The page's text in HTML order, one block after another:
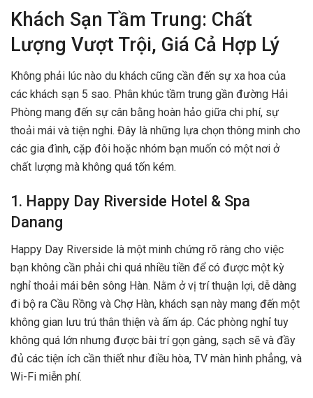
Khách Sạn Tầm Trung: Chất
Lượng Vượt Trội, Giá Cả Hợp Lý
Không phải lúc nào du khách cũng cần đến sự xa hoa của
các khách sạn 5 sao. Phân khúc tầm trung gần đường Hải
Phòng mang đến sự cân bằng hoàn hảo giữa chi phí, sự
thoải mái và tiện nghi. Đây là những lựa chọn thông minh cho
các gia đình, cặp đôi hoặc nhóm bạn muốn có một nơi ở
chất lượng mà không quá tốn kém.
1. Happy Day Riverside Hotel & Spa
Danang
Happy Day Riverside là một minh chứng rõ ràng cho việc
bạn không cần phải chi quá nhiều tiền để có được một kỳ
nghỉ thoải mái bên sông Hàn. Nằm ở vị trí thuận lợi, dễ dàng
đi bộ ra Cầu Rồng và Chợ Hàn, khách sạn này mang đến một
không gian lưu trú thân thiện và ấm áp. Các phòng nghỉ tuy
không quá lớn nhưng được bài trí gọn gàng, sạch sẽ và đầy
đủ các tiện ích cần thiết như điều hòa, TV màn hình phẳng, và
Wi-Fi miễn phí.